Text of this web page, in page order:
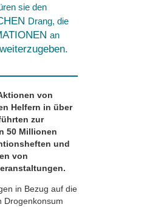
sie den
Drang, die
an
von
Helfern in über
zur
50 Millionen
und
von
in Bezug auf die
Drogenkonsum